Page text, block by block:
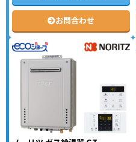
お問合わせ